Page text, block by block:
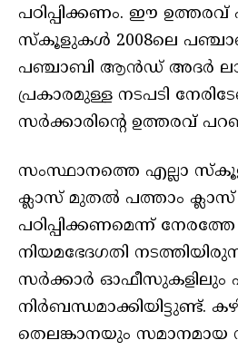
പഠിപ്പിക്കണം. ഈ ഉത്തരവ്
സ്‌കൂളുകള്‍ 2008ലെ
പഞ്ചാബി ആന്‍ഡ് അദര്‍
പ്രകാരമുള്ള നടപടി
സര്‍ക്കാരിന്റെ ഉത്തരവ്
സംസ്ഥാനത്തെ എല്ലാ
ക്ലാസ് മുതല്‍ പത്താം
പഠിപ്പിക്കണമെന്ന്
നിയമഭേദഗതി
സര്‍ക്കാര്‍ ഓഫീസുകളിലും
നിര്‍ബന്ധമാക്കിയിട്ടുണ്ട്.
തെലങ്കാനയും സമാനമായ